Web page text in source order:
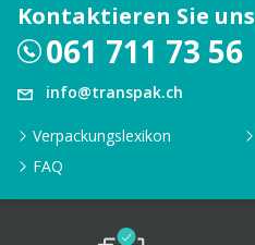
Kontaktieren Sie uns
061 711 73 56
info@transpak.ch
Verpackungslexikon
FAQ